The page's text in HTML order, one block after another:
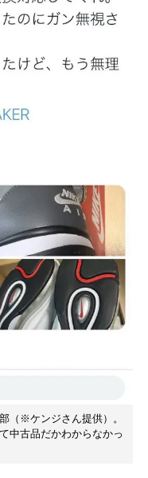
（※ケンジさん提供）。
中古品だかわからなかっ